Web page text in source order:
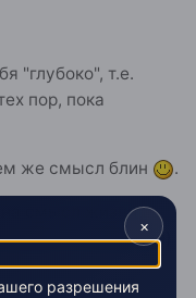
"глубоко", т.е.
пор, пока
же смысл блин .
смысл жизни
хехехехехе)
×
разрешения